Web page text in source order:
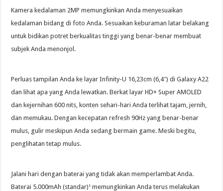
Kamera kedalaman 2MP memungkinkan Anda menyesuaikan
kedalaman bidang di foto Anda. Sesuaikan keburaman latar belakang
untuk bidikan potret berkualitas tinggi yang benar-benar membuat
subjek Anda menonjol.
Perluas tampilan Anda ke layar Infinity-U 16,23cm (6,4″) di Galaxy A22
dan lihat apa yang Anda lewatkan. Berkat layar HD+ Super AMOLED
dan kejernihan 600 nits, konten sehari-hari Anda terlihat tajam, jernih,
dan memukau. Dengan kecepatan refresh 90Hz yang benar-benar
mulus, gulir meskipun Anda sedang bermain game. Meski begitu,
penglihatan tetap mulus.
Jalani hari dengan baterai yang tidak akan memperlambat Anda.
Baterai 5.000mAh (standar)¹ memungkinkan Anda terus melakukan